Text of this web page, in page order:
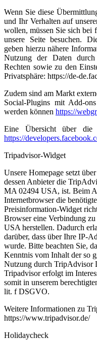
Wenn Sie diese
und Ihr Verhalten auf
wollen, müssen Sie sich bei
unsere Seite besuchen.
geben hierzu nähere
Nutzung der Daten
Rechten sowie zu den
Privatsphäre: https://de-
Zudem sind am Markt
Social-Plugins mit Add-
werden können https://
Eine Übersicht über die
https://
Tripadvisor-Widget
Unsere Homepage setzt
dessen Anbieter die
MA 02494 USA, ist. Beim
Internetbrowser die
Preisinformation-Widget
Browser eine Verbindung
USA herstellen. Dadurch
darüber, dass über Ihre IP-
wurde. Bitte beachten Sie,
Kenntnis vom Inhalt der so
Nutzung durch TripAdvisor
Tripadvisor erfolgt im
somit in unserem
lit. f DSGVO.
Weitere Informationen zu
https://www.tripadvisor.de/
Holidaycheck